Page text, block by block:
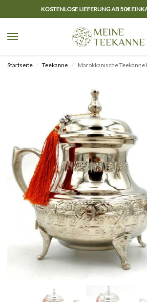
KOSTENLOSE LIEFERUNG AB 50€
Startseite / Teekanne / Marokkanische Teekanne